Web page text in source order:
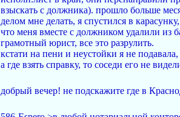
взыскать с должника). прошло больше
делом мне делать, я спустился в
что меня вместе с должником удалили из
грамотный юрист, все это разрулить.
кстати на пени и неустойки я не
а где взять справку, то соседи его не
добрый вечер! не подскажите где в